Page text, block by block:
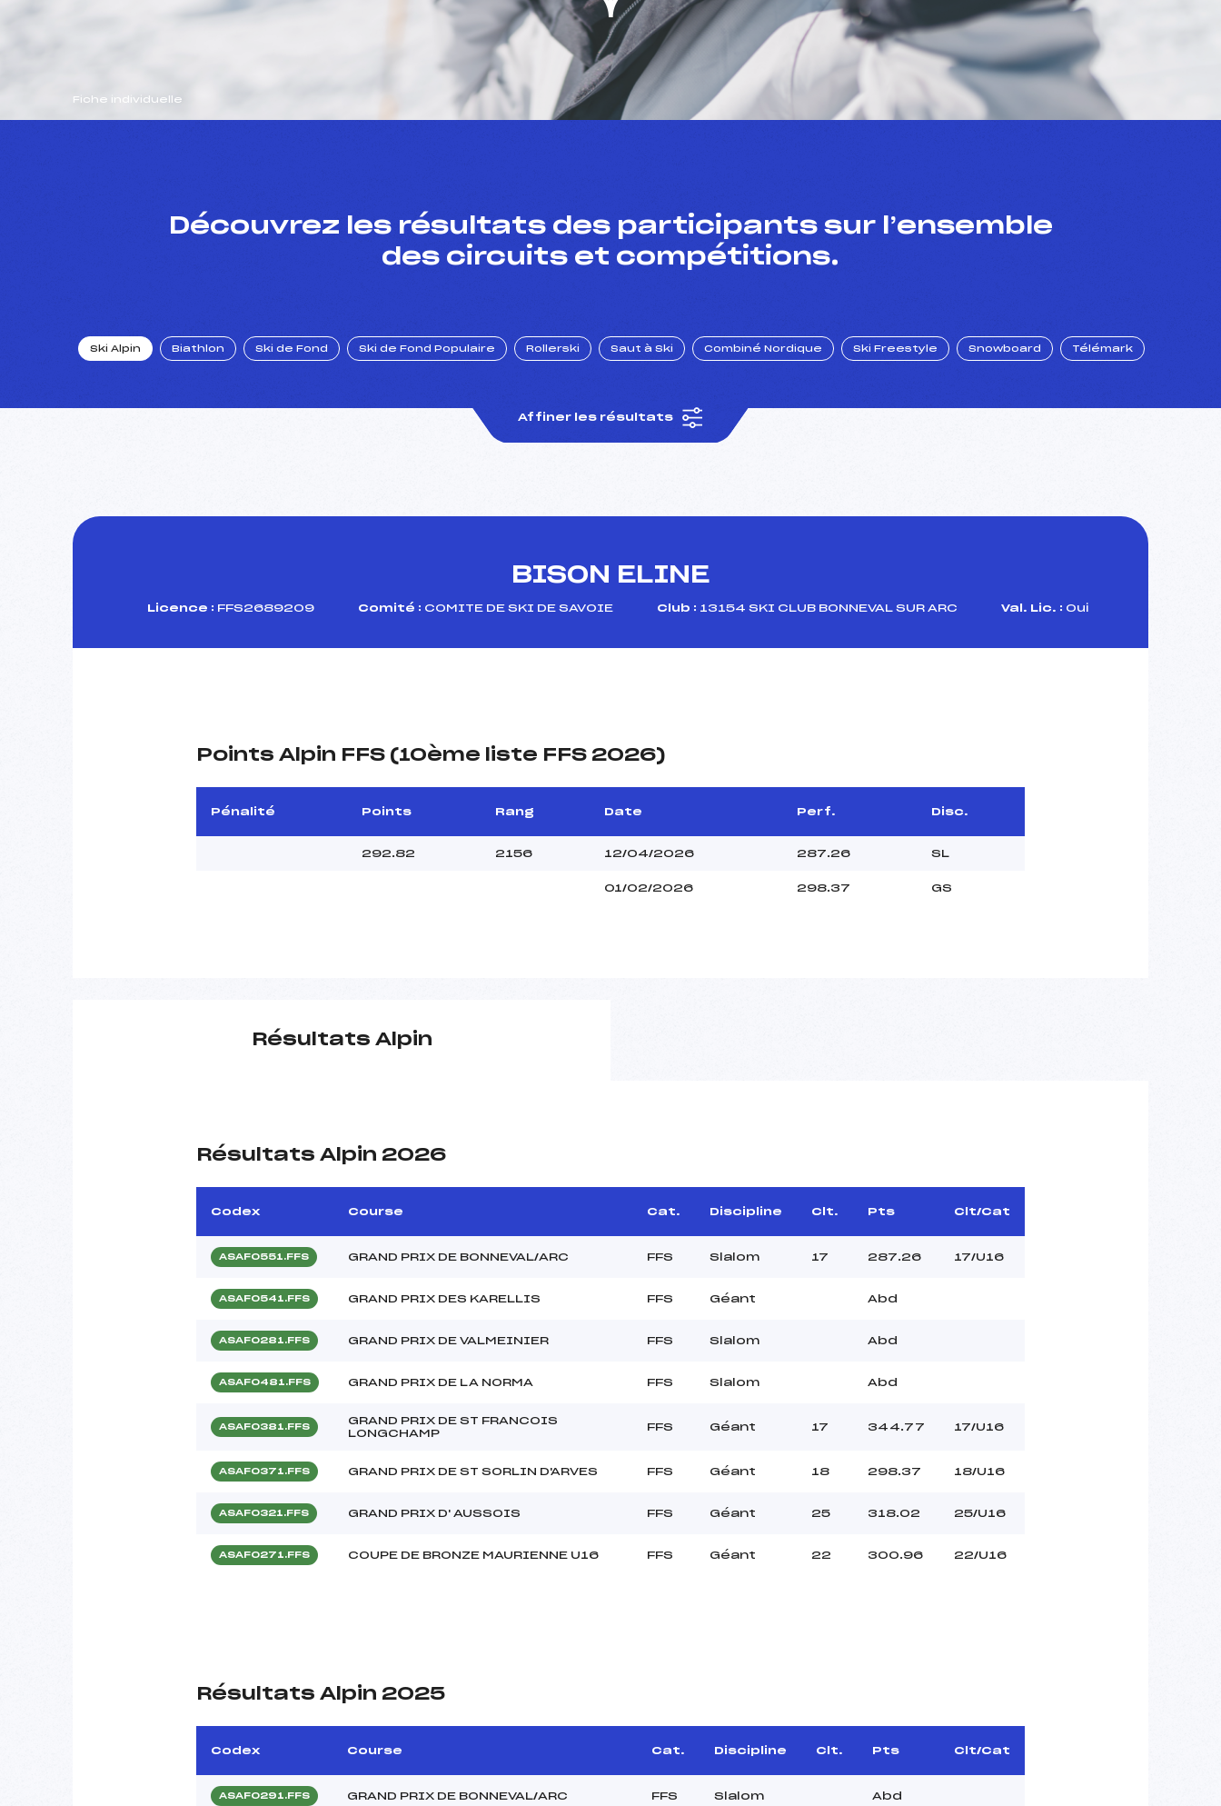
Fiche individuelle
Découvrez les résultats des participants sur l’ensemble
des circuits et compétitions.
Ski Alpin Biathlon Ski de Fond Ski de Fond Populaire Rollerski Saut à Ski Combiné Nordique Ski Freestyle Snowboard Télémark
Affiner les résultats
BISON ELINE
Licence : FFS2689209 Comité : COMITE DE SKI DE SAVOIE Club : 13154 SKI CLUB BONNEVAL SUR ARC Val. Lic. : Oui
Points Alpin FFS (10ème liste FFS 2026)
Pénalité Points Rang Date Perf. Disc.
292.82 2156 12/04/2026 287.26 SL
01/02/2026 298.37 GS
Résultats Alpin
Résultats Alpin 2026
Codex Course Cat. Discipline Clt. Pts Clt/Cat
ASAF0551.FFS GRAND PRIX DE BONNEVAL/ARC FFS Slalom 17 287.26 17/U16
ASAF0541.FFS GRAND PRIX DES KARELLIS FFS Géant Abd
ASAF0281.FFS GRAND PRIX DE VALMEINIER FFS Slalom Abd
ASAF0481.FFS GRAND PRIX DE LA NORMA FFS Slalom Abd
ASAF0381.FFS
GRAND PRIX DE ST FRANCOIS
LONGCHAMP
FFS Géant 17 344.77 17/U16
ASAF0371.FFS GRAND PRIX DE ST SORLIN D'ARVES FFS Géant 18 298.37 18/U16
ASAF0321.FFS GRAND PRIX D' AUSSOIS FFS Géant 25 318.02 25/U16
ASAF0271.FFS COUPE DE BRONZE MAURIENNE U16 FFS Géant 22 300.96 22/U16
Résultats Alpin 2025
Codex Course Cat. Discipline Clt. Pts Clt/Cat
ASAF0291.FFS GRAND PRIX DE BONNEVAL/ARC FFS Slalom Abd